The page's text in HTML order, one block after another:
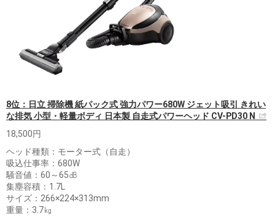
8位：日立 掃除機 紙パック式 強力パワー680W ジェット吸引 きれい
な排気 小型・軽量ボディ 日本製 自走式パワーヘッド CV-PD30 N
18,500円
ヘッド種類：モーター式（自走）
吸込仕事率：680W
騒音値：60～65㏈
集塵容積：1.7L
サイズ：266×224×313mm
重量：3.7㎏